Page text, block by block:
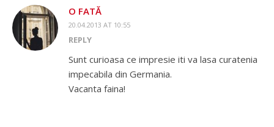
O FATĂ
20.04.2013 AT 10:55
REPLY
Sunt curioasa ce impresie iti va lasa curatenia
impecabila din Germania.
Vacanta faina!